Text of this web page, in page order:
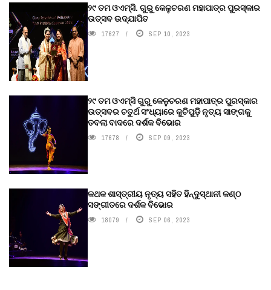
୨୯ ତମ ଓଏମ୍‌ସି. ଗୁରୁ କେଳୁଚରଣ ମହାପାତ୍ର ପୁରସ୍କାର
ଉତ୍ସବ ଉଦ୍‍ଯାପିତ
17627 SEP 10, 2023
୨୯ ତମ ଓଏମ୍‌ସି ଗୁରୁ କେଳୁଚରଣ ମହାପାତ୍ର ପୁରସ୍କାର
ଉତ୍ସବର ଚତୁର୍ଥ ସଂଧ୍ୟାରେ କୁଚିପୁଡ଼ି ନୃତ୍ୟ ସାଙ୍ଗକୁ
ତବଲା ବାଦରେ ଦର୍ଶକ ବିଭୋର
17678 SEP 09, 2023
କଥକ ଶାସ୍ତ୍ରୀୟ ନୃତ୍ୟ ସହିତ ହିନ୍ଦୁସ୍ଥାନୀ କଣ୍ଠ
ସଙ୍ଗୀତରେ ଦର୍ଶକ ବିଭୋର
18079 SEP 06, 2023